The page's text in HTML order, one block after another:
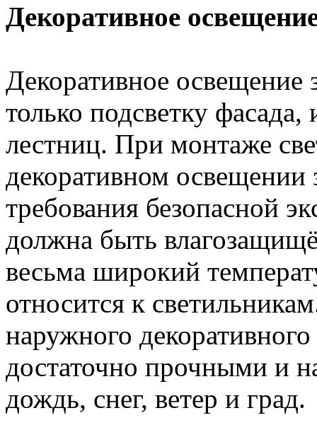
Декоративное
Декоративное освещение
только подсветку
лестниц. При монтаже
декоративном освещении
требования безопасной
должна быть
весьма широкий
относится к
наружного
достаточно прочными и
дождь, снег, ветер и град.